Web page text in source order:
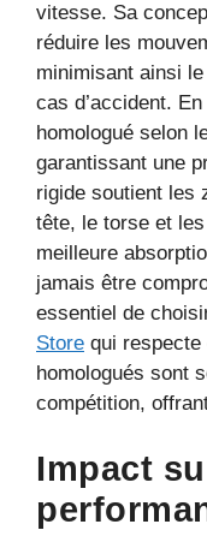
vitesse. Sa
réduire les
minimisant ainsi
cas d’accident.
homologué selon
garantissant une
rigide soutient les
tête, le torse et
meilleure
jamais être
essentiel de
Store qui
homologués sont
compétition,
Impact